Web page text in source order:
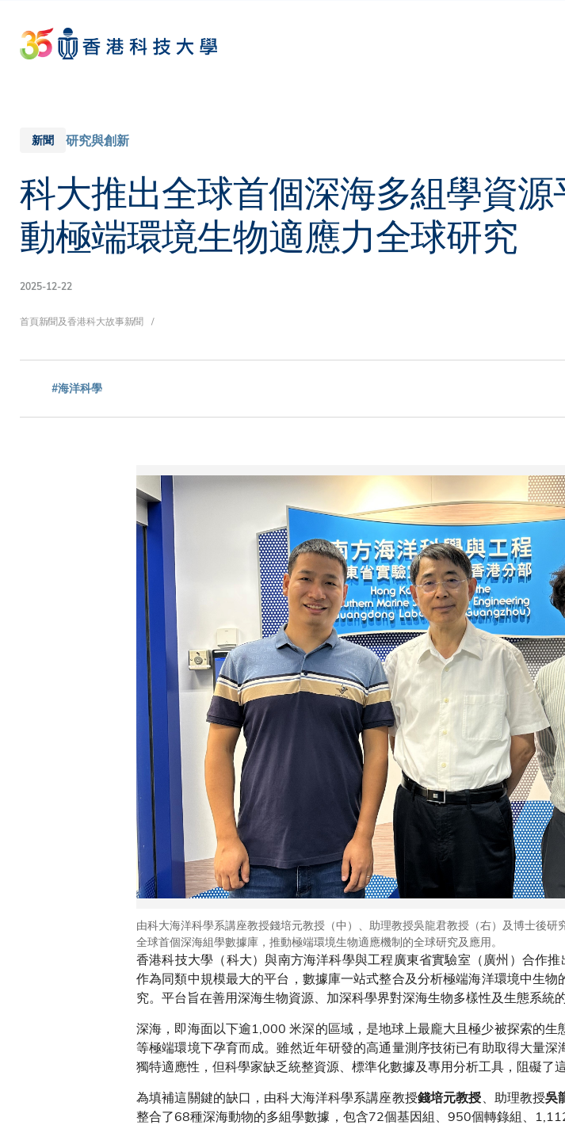
main
content
新聞 研究與創新
科大推出全球首個深海多組學資源
動極端環境生物適應力全球研究
2025-12-22
導
航
首頁新聞及香港科大故事新聞
#海洋科學
由科大海洋科學系講座教授錢培元教授（中）、助理教授吳龍君教授（右）及博士後研
全球首個深海組學數據庫，推動極端環境生物適應機制的全球研究及應用。
香港科技大學（科大）與南方海洋科學與工程廣東省實驗室（廣州）合作
作為同類中規模最大的平台，數據庫一站式整合及分析極端海洋環境中生
究。平台旨在善用深海生物資源、加深科學界對深海生物多樣性及生態系統
深海，即海面以下逾1,000 米深的區域，是地球上最龐大且極少被探索的
等極端環境下孕育而成。雖然近年研發的高通量測序技術已有助取得大量
獨特適應性，但科學家缺乏統整資源、標準化數據及專用分析工具，阻礙了
為填補這關鍵的缺口，由科大海洋科學系講座教授錢培元教授 、助理教授吳
整合了68種深海動物的多組學數據，包含72個基因組、950個轉錄組、